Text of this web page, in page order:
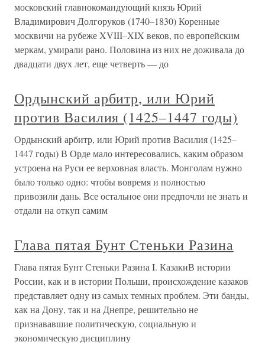
московский главнокомандующий князь Юрий
Владимирович Долгоруков (1740–1830) Коренные
москвичи на рубеже XVIII–XIX веков, по европейским
меркам, умирали рано. Половина из них не доживала до
двадцати двух лет, еще четверть — до
Ордынский арбитр, или Юрий
против Василия (1425–1447 годы)
Ордынский арбитр, или Юрий против Василия (1425–
1447 годы) В Орде мало интересовались, каким образом
устроена на Руси ее верховная власть. Монголам нужно
было только одно: чтобы вовремя и полностью
привозили дань. Все остальное они предпочли не знать и
отдали на откуп самим
Глава пятая Бунт Стеньки Разина
Глава пятая Бунт Стеньки Разина I. КазакиВ истории
России, как и в истории Польши, происхождение казаков
представляет одну из самых темных проблем. Эти банды,
как на Дону, так и на Днепре, решительно не
признававшие политическую, социальную и
экономическую дисциплину